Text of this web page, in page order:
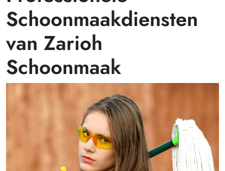
Schoonmaakdiensten
van Zarioh
Schoonmaak